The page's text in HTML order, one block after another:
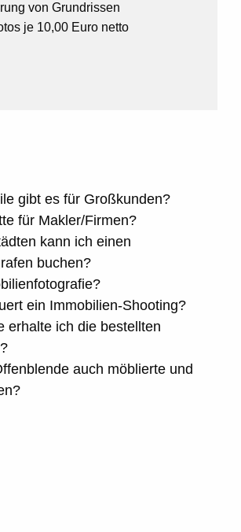
von Grundrissen
je 10,00 Euro netto
gibt es für Großkunden?
für Makler/Firmen?
kann ich einen
buchen?
ein Immobilien-Shooting?
erhalte ich die bestellten
auch möblierte und